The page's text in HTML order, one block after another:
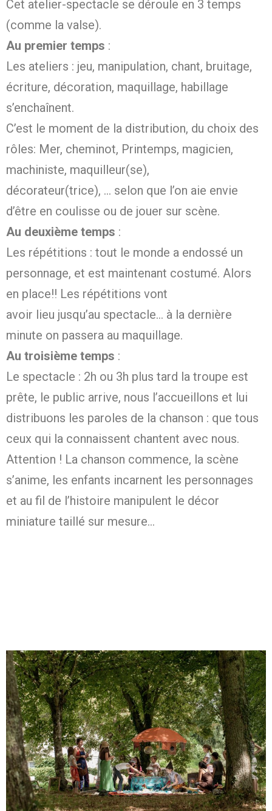
Cet atelier-spectacle se déroule en 3 temps
(comme la valse).
Au premier temps :
Les ateliers : jeu, manipulation, chant, bruitage,
écriture, décoration, maquillage, habillage
s’enchaînent.
C’est le moment de la distribution, du choix des
rôles: Mer, cheminot, Printemps, magicien,
machiniste, maquilleur(se),
décorateur(trice), … selon que l’on aie envie
d’être en coulisse ou de jouer sur scène.
Au deuxième temps :
Les répétitions : tout le monde a endossé un
personnage, et est maintenant costumé. Alors
en place!! Les répétitions vont
avoir lieu jusqu’au spectacle… à la dernière
minute on passera au maquillage.
Au troisième temps :
Le spectacle : 2h ou 3h plus tard la troupe est
prête, le public arrive, nous l’accueillons et lui
distribuons les paroles de la chanson : que tous
ceux qui la connaissent chantent avec nous.
Attention ! La chanson commence, la scène
s’anime, les enfants incarnent les personnages
et au fil de l’histoire manipulent le décor
miniature taillé sur mesure…